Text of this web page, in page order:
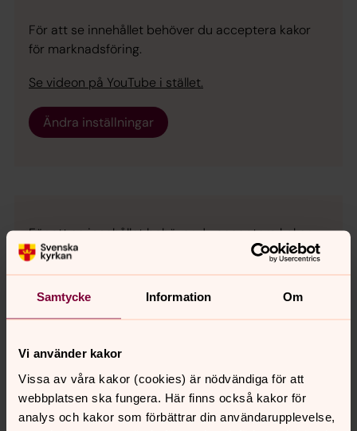
Samtycke Information Om
Vi använder kakor
Vissa av våra kakor (cookies) är nödvändiga för att
webbplatsen ska fungera. Här finns också kakor för
analys och kakor som förbättrar din användarupplevelse,
För att se innehållet behöver du acceptera kakor
för marknadsföring.
Se videon på YouTube i stället.
Ändra inställningar
För att se innehållet behöver du acceptera kakor
för inställningar.
Ändra inställningar
Det finns glädje året runt - ett